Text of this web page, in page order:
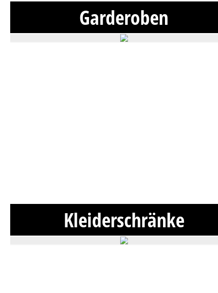
Garderoben
Kleiderschränke